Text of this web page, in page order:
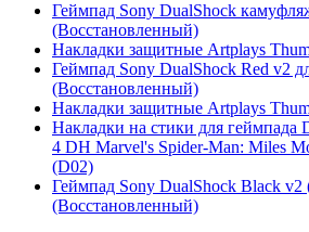
Геймпад Sony DualShock
(Восстановленный)
Накладки защитные Artplays
Геймпад Sony DualShock Red v2
(Восстановленный)
Накладки защитные Artplays
Накладки на стики для геймпада
4 DH Marvel's Spider-Man: Miles
(D02)
Геймпад Sony DualShock Black
(Восстановленный)